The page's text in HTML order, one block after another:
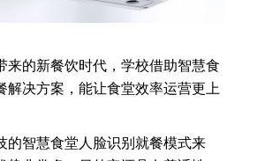
的新餐饮时代，学校借助智慧食
解决方案，能让食堂效率运营更上
智慧食堂人脸识别就餐模式来